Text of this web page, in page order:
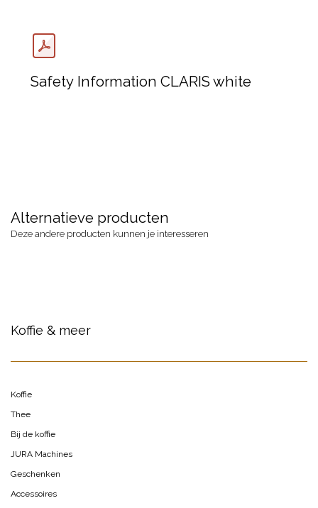
Safety Information CLARIS white
Alternatieve producten
Deze andere producten kunnen je interesseren
Koffie & meer
Koffie
Thee
Bij de koffie
JURA Machines
Geschenken
Accessoires